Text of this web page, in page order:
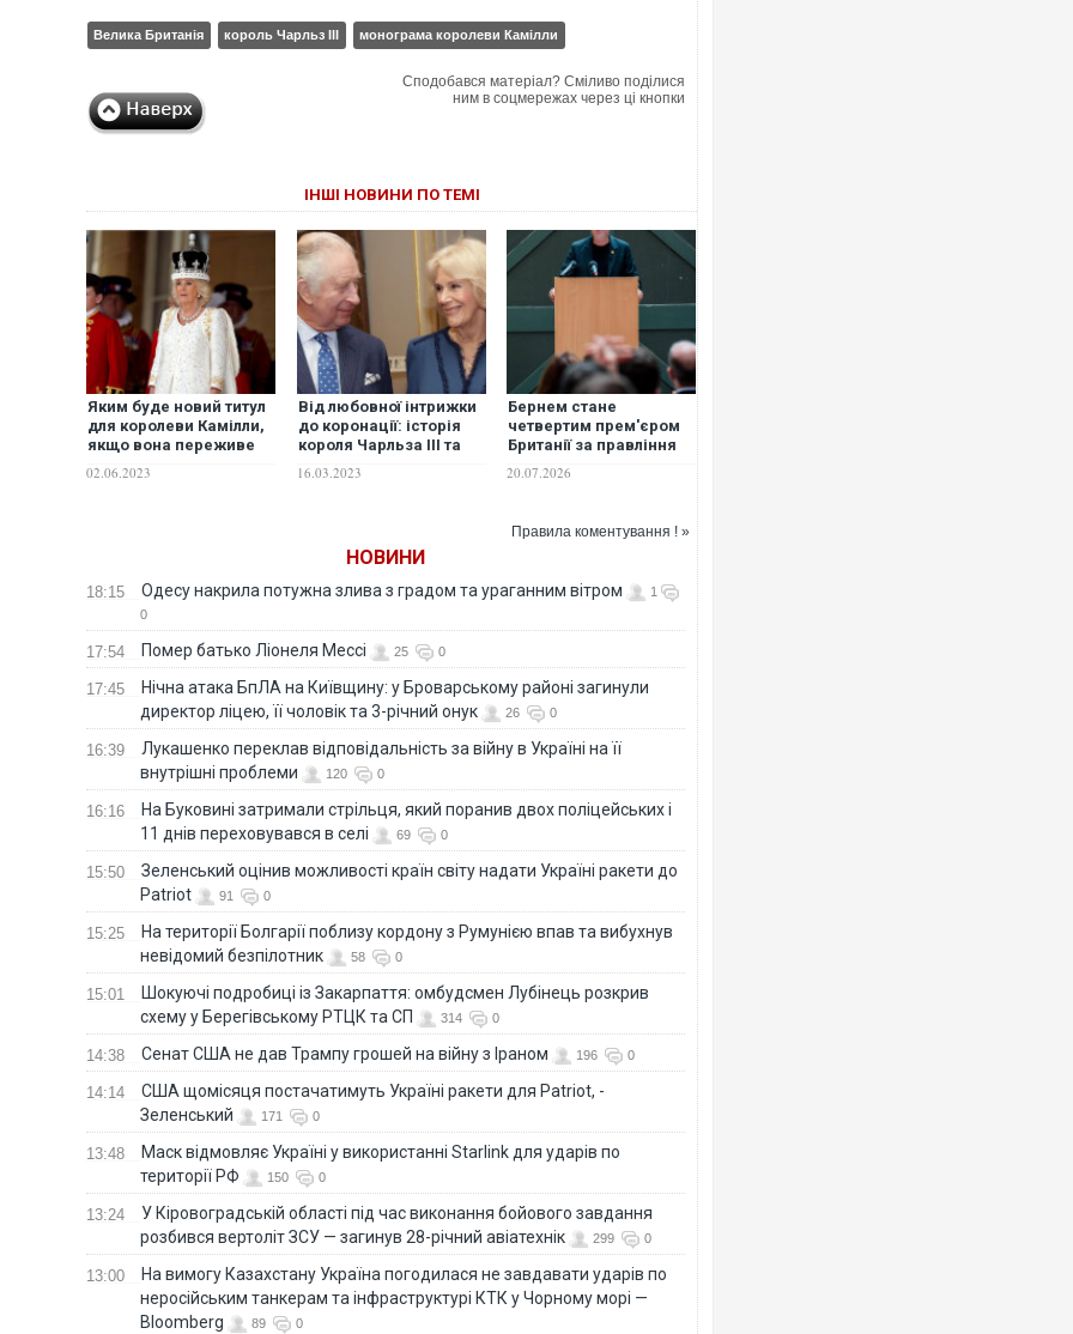
Велика Британія король Чарльз III монограма королеви Камілли
Сподобався матеріал? Сміливо поділися
ним в соцмережах через ці кнопки
ІНШІ НОВИНИ ПО ТЕМІ
Яким буде новий титул
для королеви Камілли,
якщо вона переживе
02.06.2023
Від любовної інтрижки
до коронації: історія
короля Чарльза III та
16.03.2023
Бернем стане
четвертим прем'єром
Британії за правління
20.07.2026
Правила коментування ! »
НОВИНИ
18:15 Одесу накрила потужна злива з градом та ураганним вітром
1
0
17:54 Помер батько Ліонеля Мессі 25 0
17:45
Нічна атака БпЛА на Київщину: у Броварському районі загинули
директор ліцею, її чоловік та 3-річний онук
26 0
16:39
Лукашенко переклав відповідальність за війну в Україні на її
внутрішні проблеми
120 0
16:16
На Буковині затримали стрільця, який поранив двох поліцейських і
11 днів переховувався в селі
69 0
15:50
Зеленський оцінив можливості країн світу надати Україні ракети до
Patriot
91 0
15:25
На території Болгарії поблизу кордону з Румунією впав та вибухнув
невідомий безпілотник
58 0
15:01
Шокуючі подробиці із Закарпаття: омбудсмен Лубінець розкрив
схему у Берегівському РТЦК та СП
314 0
14:38 Сенат США не дав Трампу грошей на війну з Іраном 196 0
14:14
США щомісяця постачатимуть Україні ракети для Patriot, -
Зеленський
171 0
13:48
Маск відмовляє Україні у використанні Starlink для ударів по
території РФ
150 0
13:24
У Кіровоградській області під час виконання бойового завдання
розбився вертоліт ЗСУ — загинув 28-річний авіатехнік
299 0
13:00
На вимогу Казахстану Україна погодилася не завдавати ударів по
неросійським танкерам та інфраструктурі КТК у Чорному морі —
Bloomberg
89 0